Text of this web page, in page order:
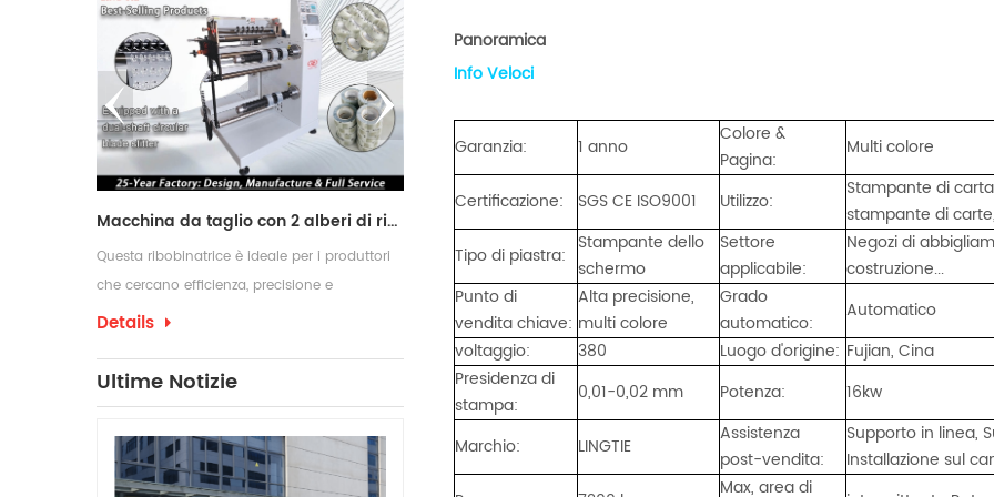
Macchina da taglio con 2 alberi di riavvolgimento
Questa ribobinatrice è ideale per i produttori
che cercano efficienza, precisione e
automazione nei loro processi di conversione
Details
Nuovo design del contatore delle etichette
con guida web
Details
Le macchine riavvolgitrici per etichette sono
comunemente utilizzate nei settori che
richiedono processi di etichettatura e
confezionamento efficienti. Alcune
che spesso richiedono macchine
per etichette a supporto della loro
produzione.
Details
Ultime Notizie
Panoramica
Info Veloci
Garanzia: 1 anno
Colore &
Pagina:
Multi colore
Certificazione: SGS CE ISO9001 Utilizzo:
Stampante di
stampante di
Tipo di piastra:
Stampante dello
schermo
Settore
applicabile:
Negozi di
costruzione...
Punto di
vendita chiave:
Alta precisione,
multi colore
Grado
automatico:
Automatico
voltaggio:
380 Luogo d'origine: Fujian, Cina
Presidenza di
stampa:
0,01-0,02 mm Potenza: 16kw
Marchio: LINGTIE
Assistenza
post-vendita:
Supporto in linea,
Installazione sul
Max, area di